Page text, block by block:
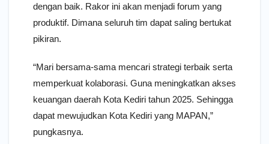
dengan baik. Rakor ini akan menjadi forum yang
produktif. Dimana seluruh tim dapat saling bertukat
pikiran.
“Mari bersama-sama mencari strategi terbaik serta
memperkuat kolaborasi. Guna meningkatkan akses
keuangan daerah Kota Kediri tahun 2025. Sehingga
dapat mewujudkan Kota Kediri yang MAPAN,”
pungkasnya.